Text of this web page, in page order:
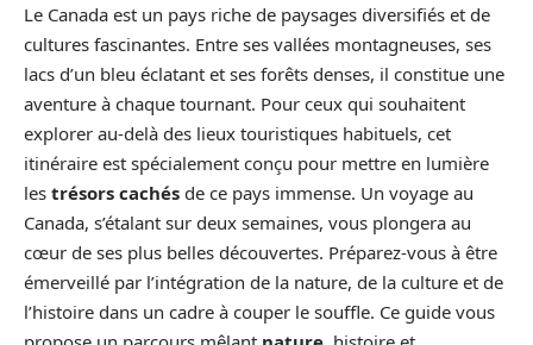
Le Canada est un pays riche de paysages diversifiés et de
cultures fascinantes. Entre ses vallées montagneuses, ses
lacs d’un bleu éclatant et ses forêts denses, il constitue une
aventure à chaque tournant. Pour ceux qui souhaitent
explorer au-delà des lieux touristiques habituels, cet
itinéraire est spécialement conçu pour mettre en lumière
les trésors cachés de ce pays immense. Un voyage au
Canada, s’étalant sur deux semaines, vous plongera au
cœur de ses plus belles découvertes. Préparez-vous à être
émerveillé par l’intégration de la nature, de la culture et de
l’histoire dans un cadre à couper le souffle. Ce guide vous